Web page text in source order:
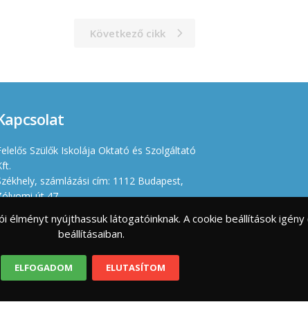
Következő cikk
Szülők Iskolája Oktató és Szolgáltató
számlázási cím: 1112 Budapest,
út 47.
01 09 966630
Adószám: 23461176-2-43
info@felelosszulokiskolaja.hu
+36 20 358 66 12
élményt nyújthassuk látogatóinknak. A cookie beállítások
beállításaiban.
ELFOGADOM ELUTASÍTOM